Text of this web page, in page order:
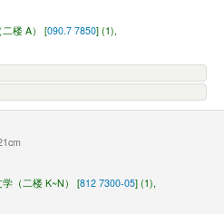
二楼 A） [090.7 7850] (1),
学（二楼 K~N） [812 7300-05] (1),